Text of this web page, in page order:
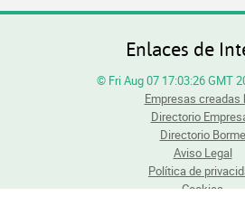
Enlaces de
© Fri Aug 07 17:03:26 GMT
Empresas creadas
Directorio
Directorio Borme
Aviso Legal
Política de
Cookies